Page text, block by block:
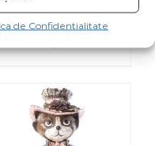
de Confidentialitate
STATUETA CEAS
CAINE